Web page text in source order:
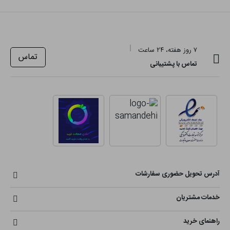
۷ روز هفته، ۲۴ ساعت
تماس با پشتیبانی
تماس
آدرس تحویل حضوری سفارشات
خدمات مشتریان
راهنمای خرید